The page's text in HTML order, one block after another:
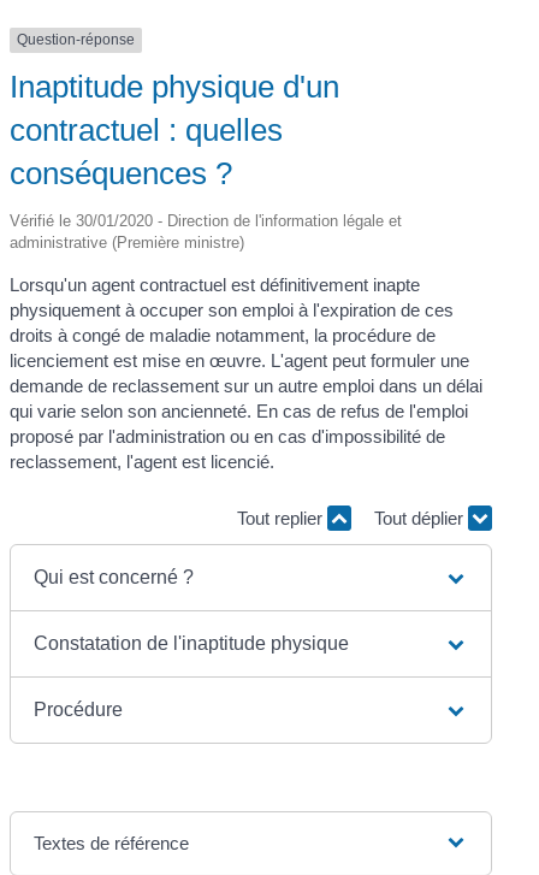
Question-réponse
Inaptitude physique d'un
contractuel : quelles
conséquences ?
Vérifié le 30/01/2020 - Direction de l'information légale et
administrative (Première ministre)
Lorsqu'un agent contractuel est définitivement inapte
physiquement à occuper son emploi à l'expiration de ces
droits à congé de maladie notamment, la procédure de
licenciement est mise en œuvre. L'agent peut formuler une
demande de reclassement sur un autre emploi dans un délai
qui varie selon son ancienneté. En cas de refus de l'emploi
proposé par l'administration ou en cas d'impossibilité de
reclassement, l'agent est licencié.
Tout replier Tout déplier
Qui est concerné ?
Constatation de l'inaptitude physique
Procédure
Textes de référence